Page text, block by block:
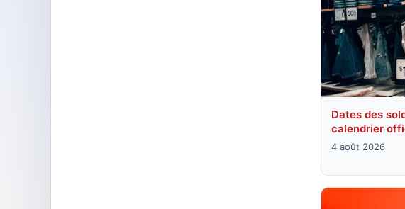
Dates des
calendrier
4 août 2026